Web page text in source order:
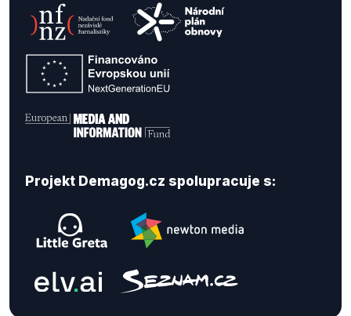
Projekt Demagog.cz spolupracuje s: